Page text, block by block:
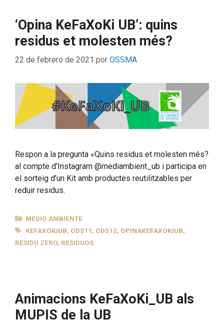
‘Opina KeFaXoKi UB’: quins
residus et molesten més?
22 de febrero de 2021 por OSSMA
Respon a la pregunta «Quins residus et molesten més?
al compte d’Instagram @mediambient_ub i participa en
el sorteig d’un Kit amb productes reutilitzables per
reduir residus.
CATEGORÍAS
MEDIO AMBIENTE
ETIQUETAS
KEFAXOKIUB, ODS11, ODS12, OPINAKEFAXOKIUB,
RESIDU ZERO, RESIDUOS
Animacions KeFaXoKi_UB als
MUPIS de la UB